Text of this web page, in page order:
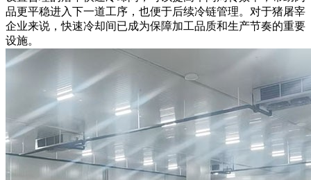
品更平稳进入下一道工序，也便于后续冷链管理。对于猪屠宰
企业来说，快速冷却间已成为保障加工品质和生产节奏的重要
设施。